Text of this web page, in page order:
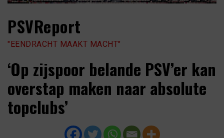
PSVReport
"EENDRACHT MAAKT MACHT"
‘Op zijspoor belande PSV’er kan
overstap maken naar absolute
topclubs’